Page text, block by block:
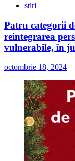
stiri
Patru categorii
reintegrarea
vulnerabile, în
octombrie 18, 2024